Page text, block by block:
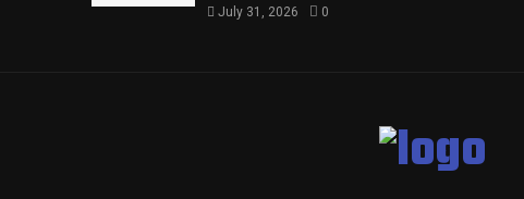
July 31, 2026 0